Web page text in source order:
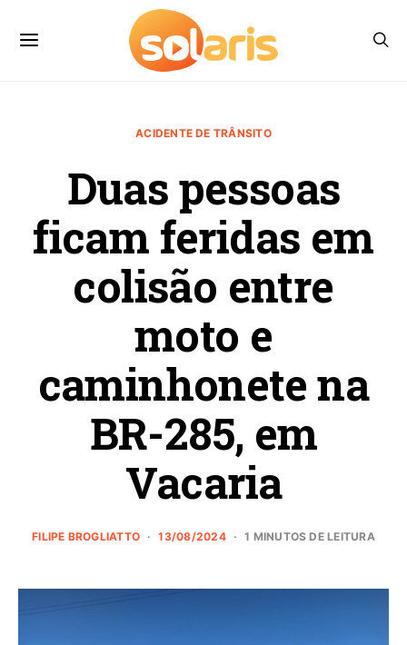
ACIDENTE DE TRÂNSITO
Duas pessoas
ficam feridas em
colisão entre
moto e
caminhonete na
BR-285, em
Vacaria
FILIPE BROGLIATTO 13/08/2024 1 MINUTOS DE LEITURA